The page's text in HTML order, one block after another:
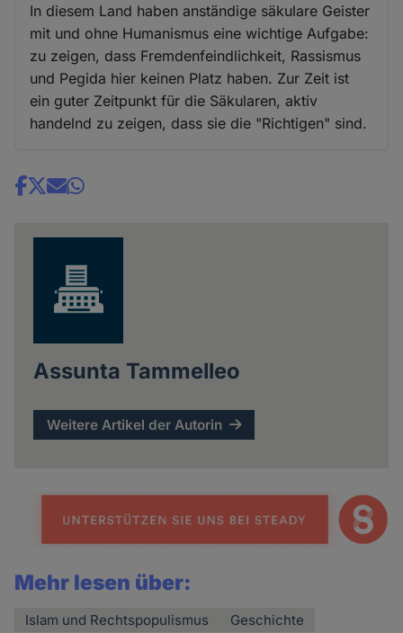
In diesem Land haben anständige säkulare Geister
mit und ohne Humanismus eine wichtige Aufgabe:
zu zeigen, dass Fremdenfeindlichkeit, Rassismus
und Pegida hier keinen Platz haben. Zur Zeit ist
ein guter Zeitpunkt für die Säkularen, aktiv
handelnd zu zeigen, dass sie die "Richtigen" sind.
Share
Assunta Tammelleo
Weitere Artikel der Autorin
Mehr lesen über:
Islam und Rechtspopulismus Geschichte